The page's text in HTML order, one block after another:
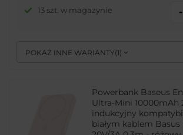
POKAŻ INNE WARIANTY( 1)
13 szt. w magazynie -
Powerbank Baseus
Ultra-Mini 10000mAh
indukcyjny
białym kablem Basus